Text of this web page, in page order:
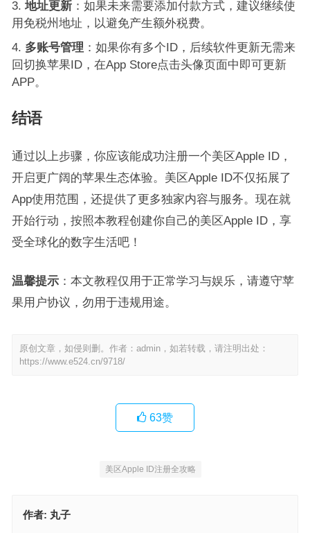
地址更新：如果未来需要添加付款方式，建议继续使
用免税州地址，以避免产生额外税费。
多账号管理 ：如果你有多个ID，后续软件更新无需来
回切换苹果ID，在App Store点击头像页面中即可更新
APP。
结语
通过以上步骤，你应该能成功注册一个美区Apple ID，
开启更广阔的苹果生态体验。美区Apple ID不仅拓展了
App使用范围，还提供了更多独家内容与服务。现在就
开始行动，按照本教程创建你自己的美区Apple ID，享
受全球化的数字生活吧！
温馨提示：本文教程仅用于正常学习与娱乐，请遵守苹
果用户协议，勿用于违规用途。
原创文章，如侵则删。作者：admin，如若转载，请注明出处：
https://www.e524.cn/9718/
63赞
美区Apple ID注册全攻略
作者: 丸子